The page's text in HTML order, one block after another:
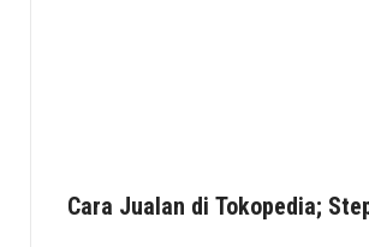
Cara Jualan di Tokopedia;